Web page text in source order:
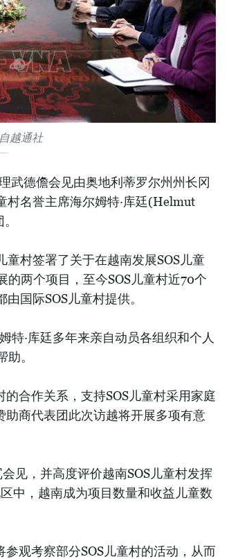
越通社
武德儋会见由奥地利蒂罗尔州州长冈
村名誉主席海尔姆特·库廷(Helmut
童村签署了关于在越南发展SOS儿童
两个项目，至今SOS儿童村近70个
国际SOS儿童村提供。
特·库廷多年来亲自动员各组织和个人
。
合作关系，支持SOS儿童村采用家庭
助商代表团此次访越将开展多项有意
见，并高度评价越南SOS儿童村发挥
中，越南成为项目数量和收益儿童数
观考察部分SOS儿童村的活动，从而